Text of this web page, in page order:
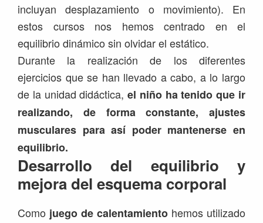
incluyan desplazamiento o movimiento). En
estos cursos nos hemos centrado en el
equilibrio dinámico sin olvidar el estático.
Durante la realización de los diferentes
ejercicios que se han llevado a cabo, a lo largo
de la unidad didáctica,el niño ha tenido que ir
realizando, de forma constante, ajustes
musculares para así poder mantenerse en
equilibrio.
Desarrollo del equilibrio y
mejora del esquema corporal
Como juego de calentamiento hemos utilizado